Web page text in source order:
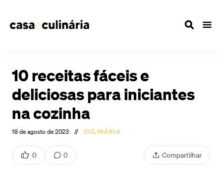
10 receitas fáceis e
deliciosas para iniciantes
na cozinha
18 de agosto de 2023 // CULINÁRIA
0 0 Compartilhar